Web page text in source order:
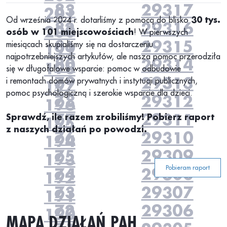
83
82
81
80
79
78
77
76
75
74
73
72
29317
29316
29315
29314
29313
29312
29311
29310
29309
29308
29307
29306
201
200
199
198
197
196
195
194
193
192
191
190
Od września 2024 r. dotarliśmy z pomocą do blisko30 tys.
osób w 101 miejscowościach! W pierwszych
miesiącach skupialiśmy się na dostarczeniu
najpotrzebniejszych artykułów, ale nasza pomoc przerodziła
się w długofalowe wsparcie: pomoc w odbudowie
i remontach domów prywatnych i instytucji publicznych,
pomoc psychologiczną i szerokie wsparcie dla dzieci.
Sprawdź, ile razem zrobiliśmy! Pobierz raport
z naszych działań po powodzi.
Pobieram raport